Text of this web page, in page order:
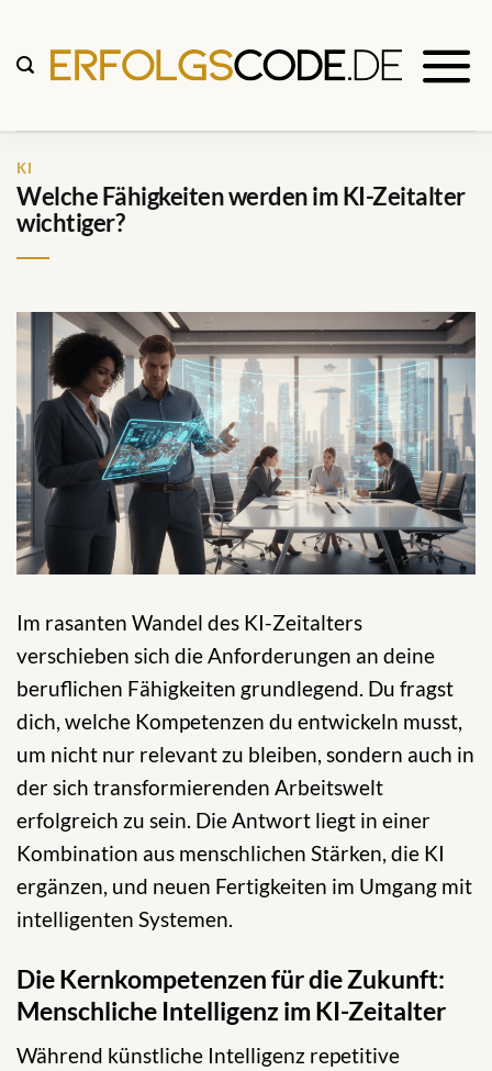
Inhalt
springen
KI
Welche Fähigkeiten werden im KI-Zeitalter
wichtiger?
Im rasanten Wandel des KI-Zeitalters
verschieben sich die Anforderungen an deine
beruflichen Fähigkeiten grundlegend. Du fragst
dich, welche Kompetenzen du entwickeln musst,
um nicht nur relevant zu bleiben, sondern auch in
der sich transformierenden Arbeitswelt
erfolgreich zu sein. Die Antwort liegt in einer
Kombination aus menschlichen Stärken, die KI
ergänzen, und neuen Fertigkeiten im Umgang mit
intelligenten Systemen.
Die Kernkompetenzen für die Zukunft:
Menschliche Intelligenz im KI-Zeitalter
Während künstliche Intelligenz repetitive